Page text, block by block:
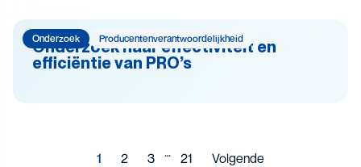
Onderzoek Producenten­­­­verantwoor­delijk­heid
Onderzoek naar effectiviteit en
efficiëntie van PRO’s
1 2 3 … 21 Volgende